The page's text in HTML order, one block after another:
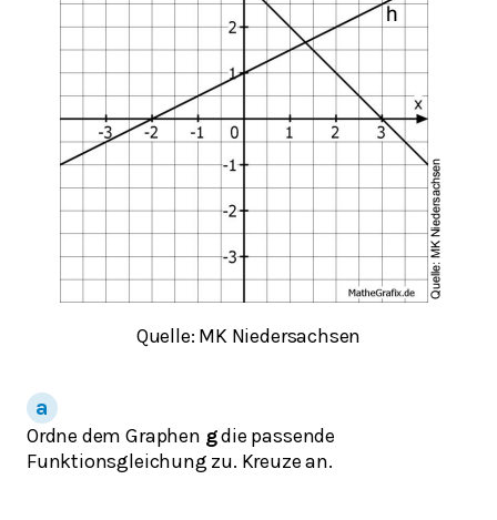
Quelle: MK Niedersachsen
Ordne dem Graphen gdie passende
Funktionsgleichung zu. Kreuze an.